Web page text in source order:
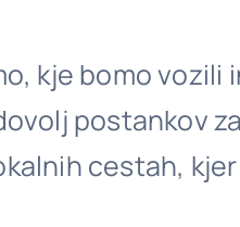
kje bomo
postankov
cestah,